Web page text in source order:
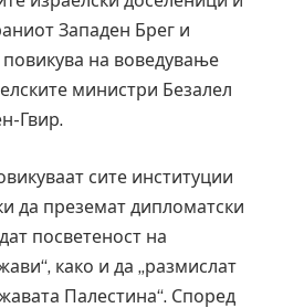
Западен Брег и
на воведување
министри Безалел
Гвир.
сите институции
да преземат дипломатски
посветеност на
како и да „размислат
Палестина“. Според